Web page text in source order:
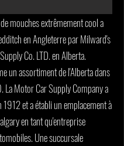
mouches extrêmement cool a
en Angleterre par Milward's
Co. LTD. en Alberta.
un assortiment de l'Alberta dans
La Motor Car Supply Company a
1912 et a établi un emplacement à
en tant qu'entreprise
Une succursale